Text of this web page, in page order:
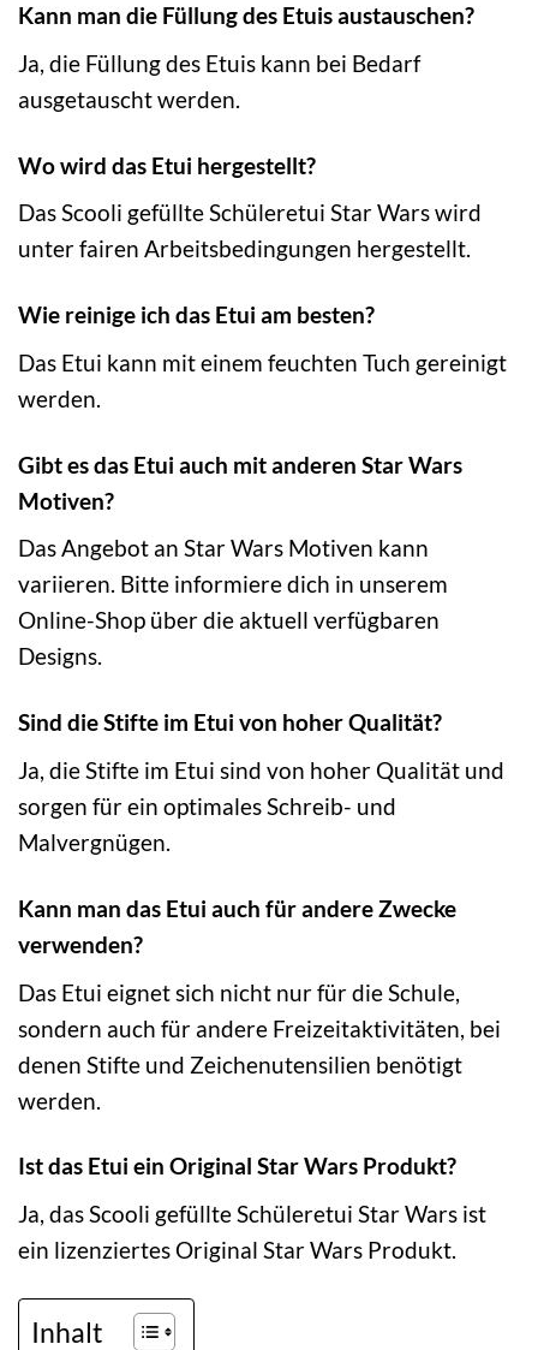
Kann man die Füllung des Etuis austauschen?
Ja, die Füllung des Etuis kann bei Bedarf
ausgetauscht werden.
Wo wird das Etui hergestellt?
Das Scooli gefüllte Schüleretui Star Wars wird
unter fairen Arbeitsbedingungen hergestellt.
Wie reinige ich das Etui am besten?
Das Etui kann mit einem feuchten Tuch gereinigt
werden.
Gibt es das Etui auch mit anderen Star Wars
Motiven?
Das Angebot an Star Wars Motiven kann
variieren. Bitte informiere dich in unserem
Online-Shop über die aktuell verfügbaren
Designs.
Sind die Stifte im Etui von hoher Qualität?
Ja, die Stifte im Etui sind von hoher Qualität und
sorgen für ein optimales Schreib- und
Malvergnügen.
Kann man das Etui auch für andere Zwecke
verwenden?
Das Etui eignet sich nicht nur für die Schule,
sondern auch für andere Freizeitaktivitäten, bei
denen Stifte und Zeichenutensilien benötigt
werden.
Ist das Etui ein Original Star Wars Produkt?
Ja, das Scooli gefüllte Schüleretui Star Wars ist
ein lizenziertes Original Star Wars Produkt.
Inhalt